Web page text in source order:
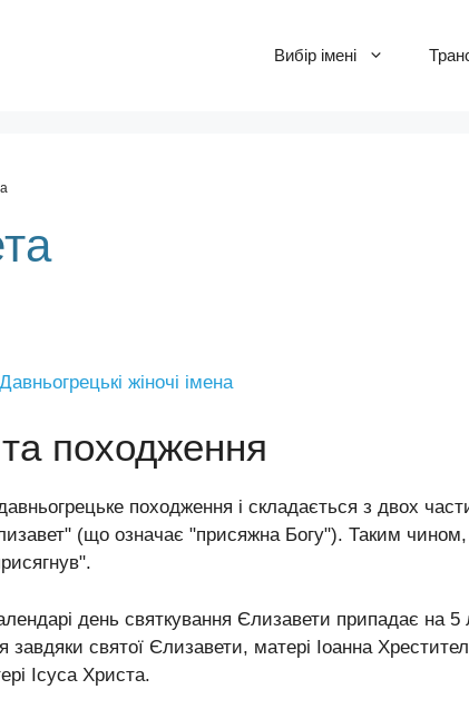
Вибір імені
Давньогрецькі жіночі імена
походження
походження і складається з двох
(що означає "присяжна Богу"). Таким
день святкування Єлизавети припадає на
святої Єлизавети, матері Іоанна
Ісуса Христа.